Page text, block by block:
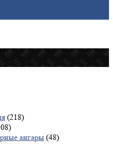
(218)
ангары (48)